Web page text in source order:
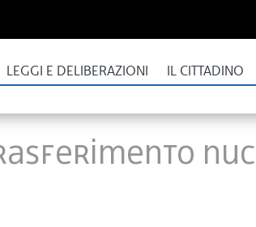
LEGGI E DELIBERAZIONI IL CITTADINO